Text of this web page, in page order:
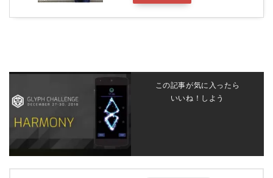
この記事が気に入ったら
いいね！しよう